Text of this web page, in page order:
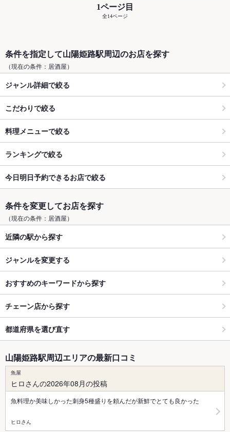
1ページ目
全14ページ
条件を指定して山陽姫路駅周辺のお店を探す
（現在の条件：居酒屋）
ジャンル詳細で絞る
こだわりで絞る
料理メニューで絞る
ランキングで絞る
今日明日予約できるお店で絞る
条件を変更してお店を探す
（現在の条件：居酒屋）
近隣の駅から探す
ジャンルを変更する
おすすめのキーワードから探す
チェーン店から探す
都道府県を選び直す
山陽姫路駅周辺エリアの最新口コミ
魚屋
ヒロさんの2026年08月の投稿
魚料理か美味しかった刺身5種盛りを頼んだが新鮮でとても良かった
ヒロさん